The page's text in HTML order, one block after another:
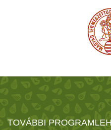
TOVÁBBI